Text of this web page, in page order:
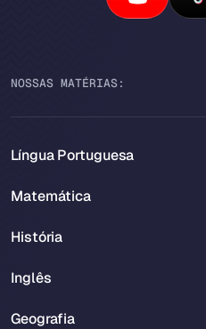
NOSSAS MATÉRIAS:
Língua Portuguesa
Matemática
História
Inglês
Geografia